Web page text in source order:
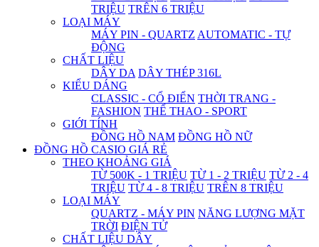
TRIỆU TRÊN 6 TRIỆU
LOẠI MÁY
MÁY PIN - QUARTZ AUTOMATIC - TỰ
ĐỘNG
CHẤT LIỆU
DÂY DA DÂY THÉP 316L
KIỂU DÁNG
CLASSIC - CỔ ĐIỂN THỜI TRANG -
FASHION THỂ THAO - SPORT
GIỚI TÍNH
ĐỒNG HỒ NAM ĐỒNG HỒ NỮ
ĐỒNG HỒ CASIO GIÁ RẺ
THEO KHOẢNG GIÁ
TỪ 500K - 1 TRIỆU TỪ 1 - 2 TRIỆU TỪ 2 - 4
TRIỆU TỪ 4 - 8 TRIỆU TRÊN 8 TRIỆU
LOẠI MÁY
QUARTZ - MÁY PIN NĂNG LƯỢNG MẶT
TRỜI ĐIỆN TỬ
CHẤT LIỆU DÂY